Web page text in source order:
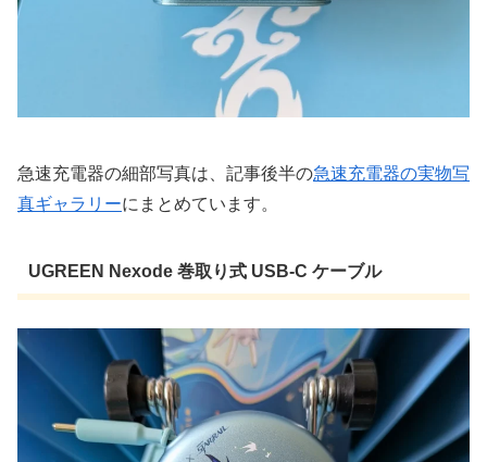
急速充電器の細部写真は、記事後半の急速充電器の実物写
真ギャラリーにまとめています。
UGREEN Nexode 巻取り式 USB-C ケーブル